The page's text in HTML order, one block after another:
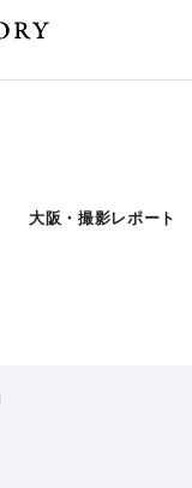
大阪・撮影レポート